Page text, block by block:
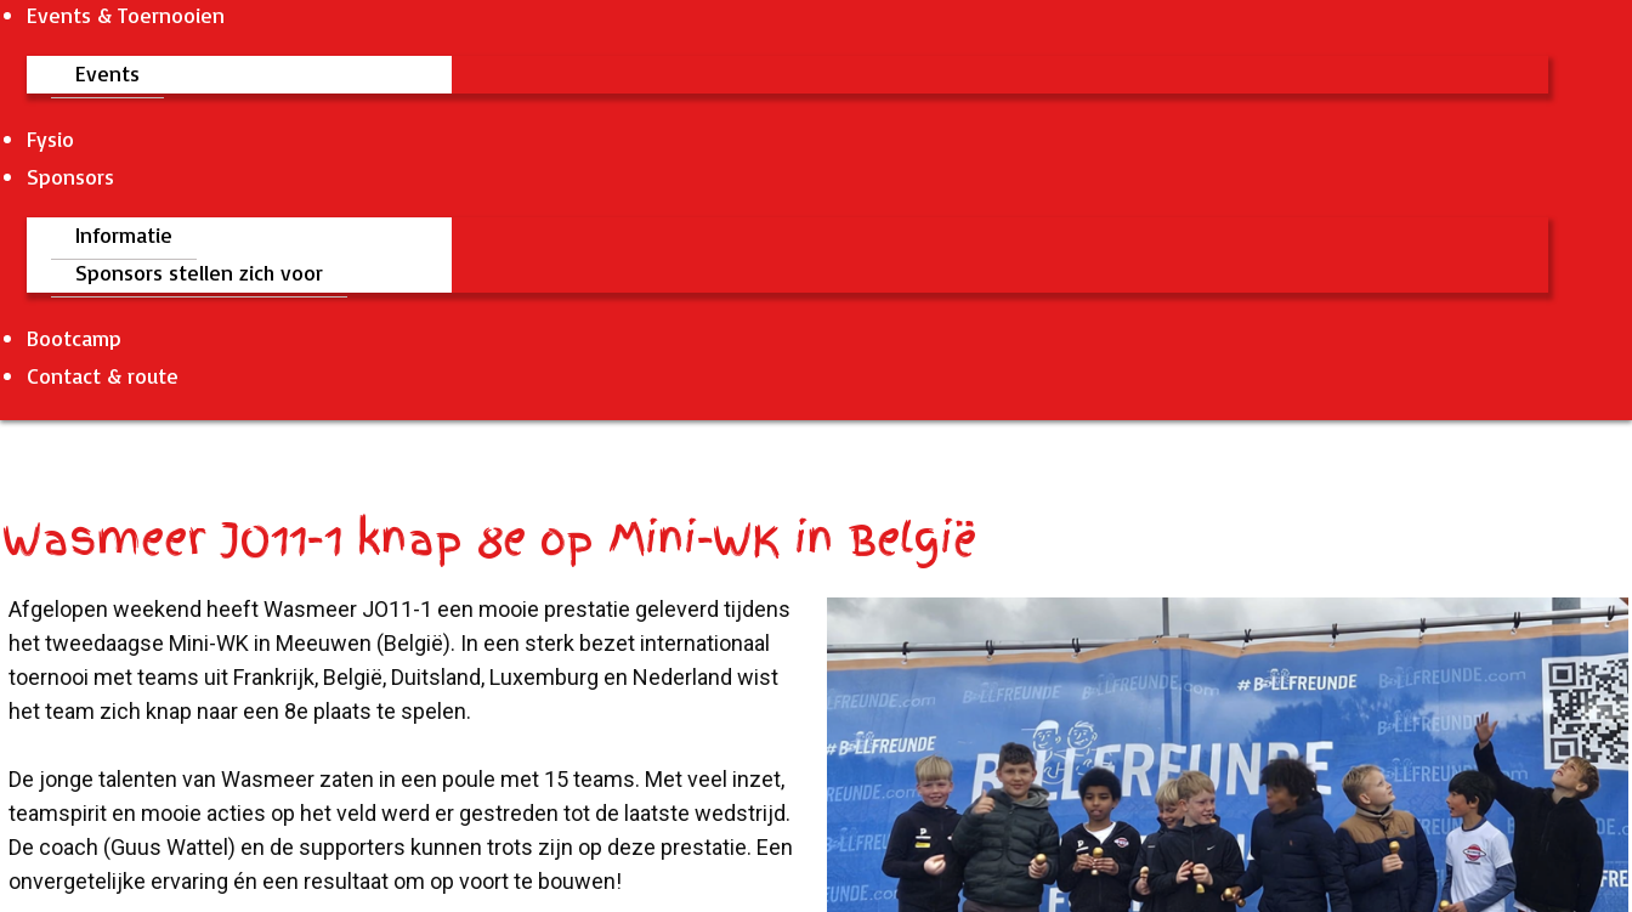
Events & Toernooien
Events
Fysio
Sponsors
Informatie
Sponsors stellen zich voor
Bootcamp
Contact & route
Wasmeer JO11-1 knap 8e op Mini-WK in België
Afgelopen weekend heeft Wasmeer JO11-1 een mooie prestatie geleverd tijdens
het tweedaagse Mini-WK in Meeuwen (België). In een sterk bezet internationaal
toernooi met teams uit Frankrijk, België, Duitsland, Luxemburg en Nederland wist
het team zich knap naar een 8e plaats te spelen.
De jonge talenten van Wasmeer zaten in een poule met 15 teams. Met veel inzet,
teamspirit en mooie acties op het veld werd er gestreden tot de laatste wedstrijd.
De coach (Guus Wattel) en de supporters kunnen trots zijn op deze prestatie. Een
onvergetelijke ervaring én een resultaat om op voort te bouwen!